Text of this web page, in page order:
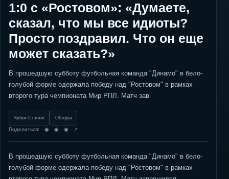
1:0 с «Ростовом»: «Думаете,
сказал, что мы все идиоты?
Просто поздравил. Что он еще
может сказать?»
В прошедшую субботу футбольная команда "Динамо" в бело-
голубой форме одержала победу над "Ростовом" в рамках
второго тура чемпионата Мир РПЛ. Матч зав
Кубок Стэнли Обзоры
Поделиться: ◉ ◉ ◉ ↗
В прошедшую субботу футбольная команда "Динамо" в бело-
голубой форме одержала победу над "Ростовом" в рамках